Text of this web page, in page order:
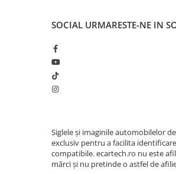
SOCIAL URMARESTE-NE IN
Siglele și imaginile automobilelor
exclusiv pentru a facilita
compatibile. ecartech.ro nu este
mărci și nu pretinde o astfel de